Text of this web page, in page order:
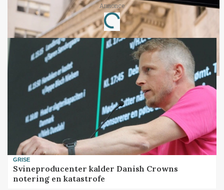
Annonce
Loading...
GRISE
Svineproducenter kalder Danish Crowns
notering en katastrofe